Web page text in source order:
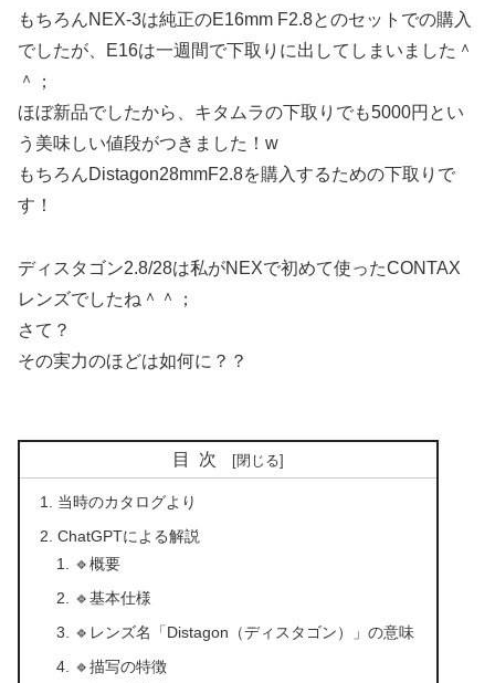
もちろんNEX-3は純正のE16mm F2.8とのセットでの購入
でしたが、E16は一週間で下取りに出してしまいました＾
＾；
ほぼ新品でしたから、キタムラの下取りでも5000円とい
う美味しい値段がつきました！w
もちろんDistagon28mmF2.8を購入するための下取りで
す！
ディスタゴン2.8/28は私がNEXで初めて使ったCONTAX
レンズでしたね＾＾；
さて？
その実力のほどは如何に？？
目次
当時のカタログより
ChatGPTによる解説
🔹概要
🔹基本仕様
🔹レンズ名「Distagon（ディスタゴン）」の意味
🔹描写の特徴